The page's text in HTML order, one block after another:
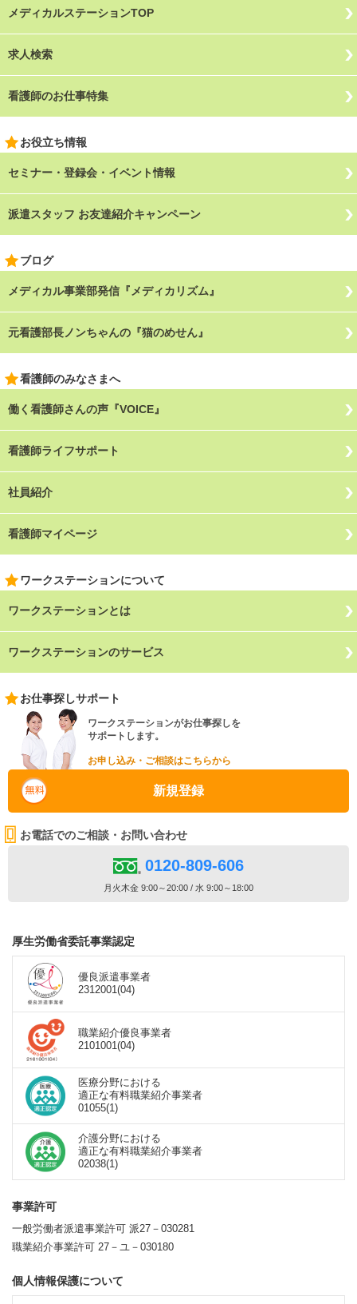
メディカルステーションTOP
求人検索
看護師のお仕事特集
お役立ち情報
セミナー・登録会・イベント情報
派遣スタッフ お友達紹介キャンペーン
ブログ
メディカル事業部発信『メディカリズム』
元看護部長ノンちゃんの『猫のめせん』
看護師のみなさまへ
働く看護師さんの声『VOICE』
看護師ライフサポート
社員紹介
看護師マイページ
ワークステーションについて
ワークステーションとは
ワークステーションのサービス
お仕事探しサポート
ワークステーションがお仕事探しを
サポートします。
お申し込み・ご相談はこちらから
新規登録
お電話でのご相談・お問い合わせ
0120-809-606
月火木金 9:00～20:00 / 水 9:00～18:00
厚生労働省委託事業認定
優良派遣事業者
2312001(04)
職業紹介優良事業者
2101001(04)
医療分野における
適正な有料職業紹介事業者
01055(1)
介護分野における
適正な有料職業紹介事業者
02038(1)
事業許可
一般労働者派遣事業許可 派27－030281
職業紹介事業許可 27－ユ－030180
個人情報保護について